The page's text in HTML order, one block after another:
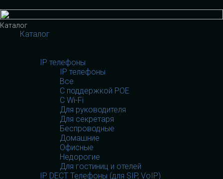
Каталог
Каталог
IP телефоны
IP телефоны
Все
С поддержкой POE
C Wi-Fi
Для руководителя
Для секретаря
Беспроводные
Домашние
Офисные
Недорогие
Для гостиниц и отелей
IP DECT Телефоны (для SIP, VoIP)